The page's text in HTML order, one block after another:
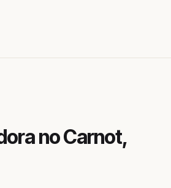
no Carnot,